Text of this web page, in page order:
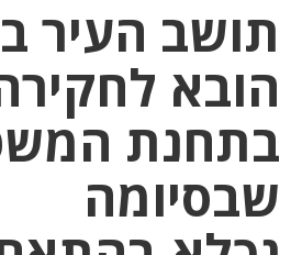
הובא
בתחנת
שבסיומה